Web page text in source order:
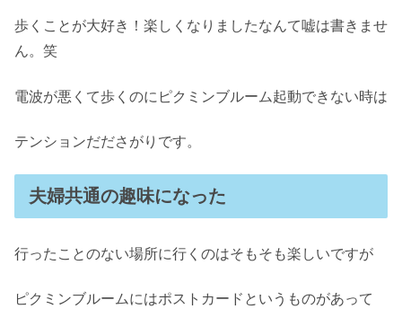
歩くことが大好き！楽しくなりましたなんて嘘は書きませ
ん。笑
電波が悪くて歩くのにピクミンブルーム起動できない時は
テンションだださがりです。
夫婦共通の趣味になった
行ったことのない場所に行くのはそもそも楽しいですが
ピクミンブルームにはポストカードというものがあって